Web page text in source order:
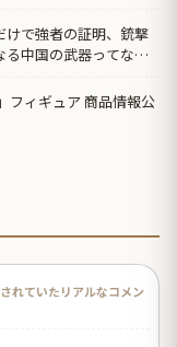
で強者の証明、銃撃
中国の武器ってなん
フィギュア 商品情報公
れていたリアルなコメン